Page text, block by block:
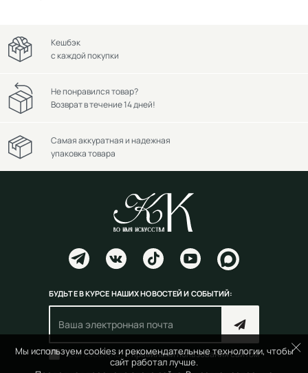
Мы используем cookies и рекомендательные технологии, чтобы
сайт работал лучше.
Кешбэк
с каждой покупки
Не понравился товар?
Возврат в течение 14 дней!
Самая аккуратная и надежная
упаковка товара
БУДЬТЕ В КУРСЕ НАШИХ НОВОСТЕЙ И СОБЫТИЙ:
Согласен(на) справилами пользования сайтом